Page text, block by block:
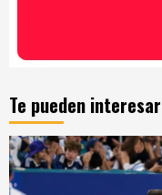
Te pueden interesar